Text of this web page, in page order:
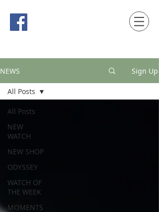
NEWS Sign Up
All Posts
NEW
WATCH
NEW SHOP
ODYSSEY
WATCH OF
THE WEEK
MOMENTS
All Posts